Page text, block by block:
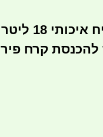
תרמוקן מיכל
קרח